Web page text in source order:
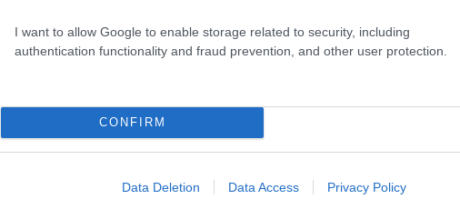
I want to allow Google to enable storage related to security, including
authentication functionality and fraud prevention, and other user protection.
CONFIRM
Data Deletion Data Access Privacy Policy